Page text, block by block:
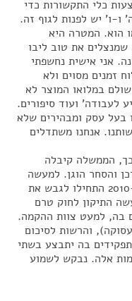
כלי התקשורות כדי
ו-ו' יש לפנות לגוף זה.
הוא. המטרה היא
את טוב ליבו
אני אישית נחשפתי
זמנים מסוים ולא
במלואו המוצר לא
לעבודה' ועוד סיפורים.
בעל עסק ומבהירים שלא
אנחנו משתדלים
הממשלה קיבלה
והסחר הוגן. למעשה
רואים שזה מתעכב ומתמהמה ובכל פעם דנים. רק בשנת 2010-2011 התחילו לגבש את
התיקון לחוק טרם
בה, למעט צוות ההקמה.
והרשות לסיכום
בה יתבצע בשתי
שתי פעימות אלה. נבקש לשמוע